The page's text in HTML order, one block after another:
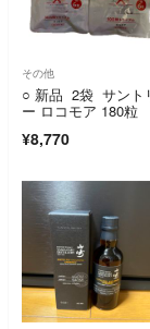
その他
○ 新品 2袋 サント
ー ロコモア 180粒
¥8,770